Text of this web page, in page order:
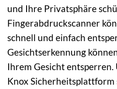
und Ihre Privatsphäre
Fingerabdruckscanner
schnell und einfach
Gesichtserkennung
Ihrem Gesicht entsperren.
Knox